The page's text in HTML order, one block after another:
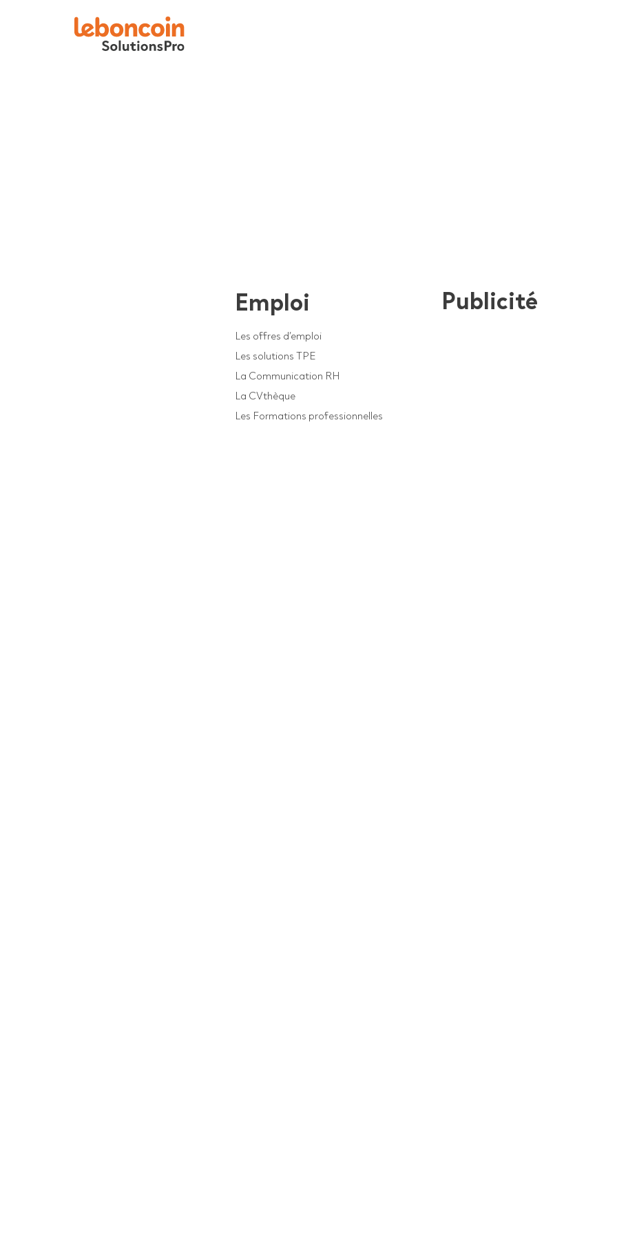
Emploi
Les offres d’emploi
Les solutions TPE
La Communication RH
La CVthèque
Les Formations professionnelles
Publicité